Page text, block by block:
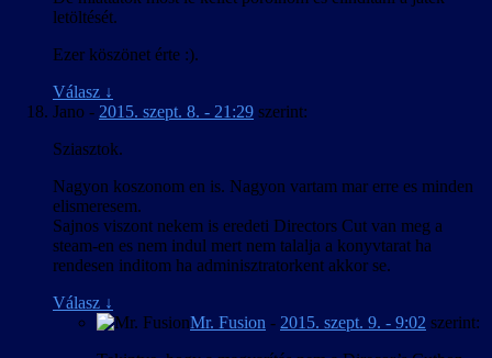
letöltését.
Ezer köszönet érte :).
Válasz ↓
Jano - 2015. szept. 8. - 21:29 szerint:
Sziasztok.
Nagyon koszonom en is. Nagyon vartam mar erre es minden
elismeresem.
Sajnos viszont nekem is eredeti Directors Cut van meg a
steam-en es nem indul mert nem talalja a konyvtarat ha
rendesen inditom ha adminisztratorkent akkor se.
Válasz ↓
Mr. Fusion - 2015. szept. 9. - 9:02 szerint: